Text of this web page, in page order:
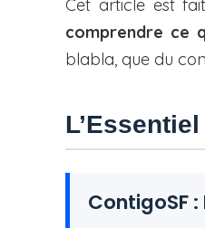
Cet article est
comprendre ce
blabla, que du
ContigoSF